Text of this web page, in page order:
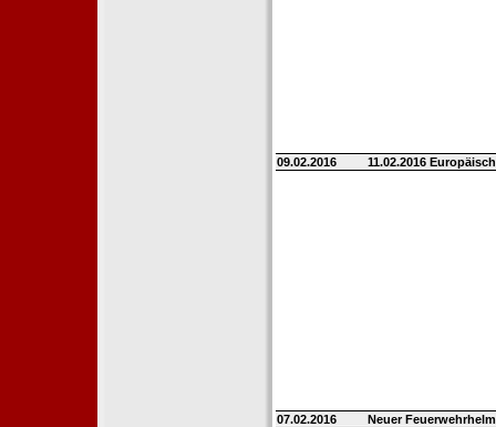
09.02.2016 11.02.2016
07.02.2016 Neuer